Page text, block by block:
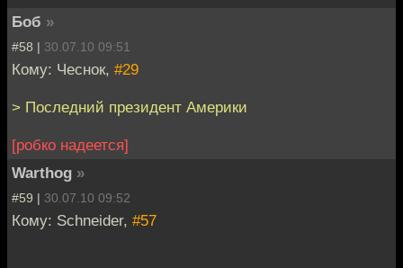
Боб »
#58 | 30.07.10 09:51
Кому: Чеснок, #29
> Последний президент Америки
[робко надеется]
Warthog »
#59 | 30.07.10 09:52
Кому: Schneider, #57